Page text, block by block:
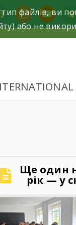
instagramyoutube
Ще один
рік — у
файлів, ви
або не